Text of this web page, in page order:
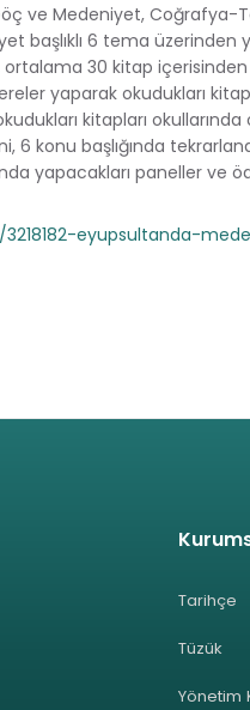
ve Medeniyet, Coğrafya-
başlıklı 6 tema üzerinden
30 kitap
yaparak okudukları
kitapları
6 konu başlığında
yapacakları paneller ve
eyupsultanda-
Tarihçe
Tüzük
Yönetim